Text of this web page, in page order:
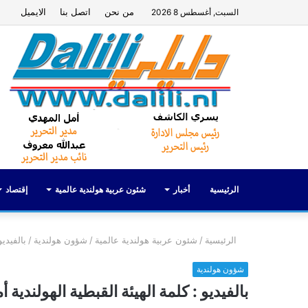
السبت, أغسطس 8 2026 من نحن اتصل بنا الايميل
الرئيسية أخبار شئون عربية هولندية عالمية إقتصاد
الرئيسية / شئون عربية هولندية عالمية / شؤون هولندية /
شؤون هولندية
بالفيديو : كلمة الهيئة القبطية الهولندية